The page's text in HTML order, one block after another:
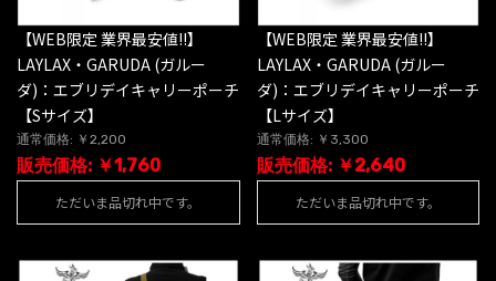
【WEB限定 業界最安値!!】
LAYLAX・GARUDA (ガルー
ダ)：エブリデイキャリーポーチ
【Sサイズ】
通常価格: ￥2,200
販売価格: ￥1,760
ただいま品切れ中です。
【WEB限定 業界最安値!!】
LAYLAX・GARUDA (ガルー
ダ)：エブリデイキャリーポーチ
【Lサイズ】
通常価格: ￥3,300
販売価格: ￥2,640
ただいま品切れ中です。